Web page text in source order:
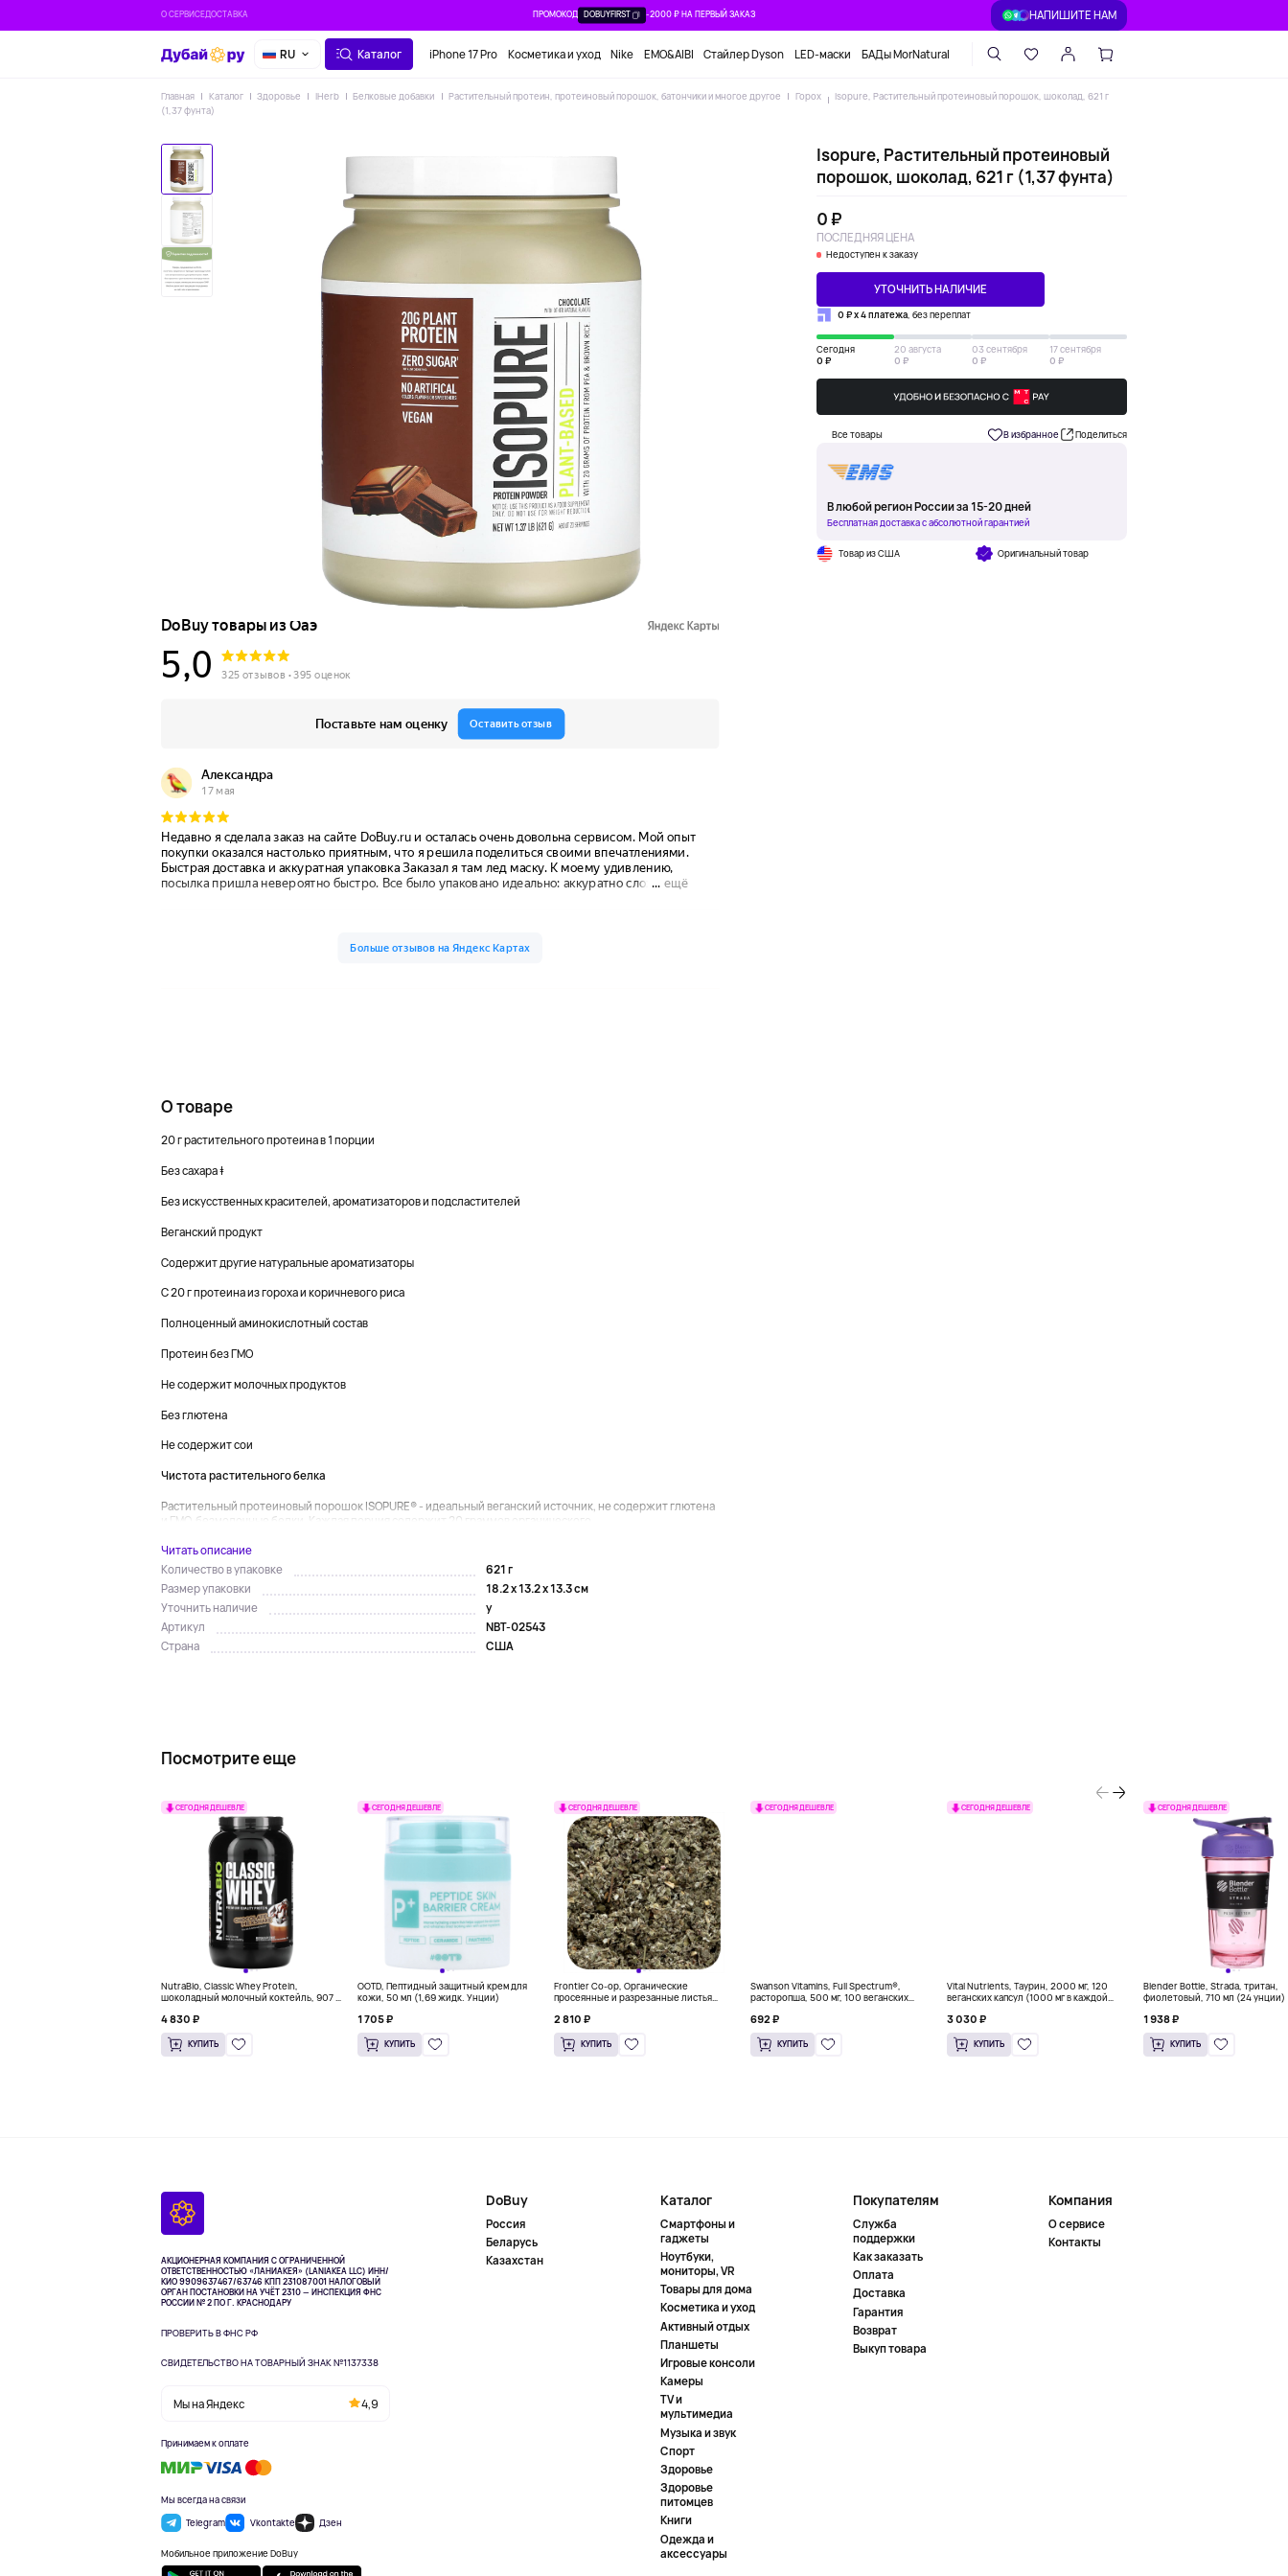
О СЕРВИСЕДОСТАВКА ПРОМОКОД DOBUYFIRST -2000 ₽ НА ПЕРВЫЙ ЗАКАЗ НАПИШИТЕ НАМ
RU Каталог iPhone 17 Pro Косметика и уход Nike EMO&AIBI Стайлер Dyson LED-маски БАДы MorNatural
Главная Каталог Здоровье IHerb Белковые добавки Растительный протеин, протеиновый порошок, батончики и многое другое Горох
Isopure, Растительный протеиновый порошок, шоколад, 621 г
(1,37 фунта)
Isopure, Растительный протеиновый
порошок, шоколад, 621 г (1,37 фунта)
0 ₽
ПОСЛЕДНЯЯ ЦЕНА
Недоступен к заказу
УТОЧНИТЬ НАЛИЧИЕ
0 ₽ х 4 платежа, без переплат
Сегодня
0 ₽
20 августа
0 ₽
03 сентября
0 ₽
17 сентября
0 ₽
Все товары В избранное Поделиться
В любой регион России за 15-20 дней
Бесплатная доставка с абсолютной гарантией
Товар из США Оригинальный товар
О товаре
20 г растительного протеина в 1 порции
Без сахара ‡
Без искусственных красителей, ароматизаторов и подсластителей
Веганский продукт
Содержит другие натуральные ароматизаторы
С 20 г протеина из гороха и коричневого риса
Полноценный аминокислотный состав
Протеин без ГМО
Не содержит молочных продуктов
Без глютена
Не содержит сои
Чистота растительного белка
Растительный протеиновый порошок ISOPURE® - идеальный веганский источник, не содержит глютена
и ГМО. безмолочные белки. Каждая порция содержит 20 граммов органического...
Читать описание
Количество в упаковке
621 г
Размер упаковки
18.2 x 13.2 x 13.3 см
Уточнить наличие
y
Артикул
NBT-02543
Страна
США
Посмотрите еще
СЕГОДНЯ ДЕШЕВЛЕ
NutraBio, Classic Whey Protein,
шоколадный молочный коктейль, 907 г
4 830 ₽
КУПИТЬ
СЕГОДНЯ ДЕШЕВЛЕ
OOTD, Пептидный защитный крем для
кожи, 50 мл (1,69 жидк. Унции)
1 705 ₽
КУПИТЬ
СЕГОДНЯ ДЕШЕВЛЕ
Frontier Co-op, Органические
просеянные и разрезанные листья
2 810 ₽
КУПИТЬ
СЕГОДНЯ ДЕШЕВЛЕ
Swanson Vitamins, Full Spectrum®,
расторопша, 500 мг, 100 веганских
692 ₽
КУПИТЬ
СЕГОДНЯ ДЕШЕВЛЕ
Vital Nutrients, Таурин, 2000 мг, 120
веганских капсул (1000 мг в каждой
3 030 ₽
КУПИТЬ
СЕГОДНЯ ДЕШЕВЛЕ
Blender Bottle, Strada, тритан,
фиолетовый, 710 мл (24 унции)
1 938 ₽
КУПИТЬ
АКЦИОНЕРНАЯ КОМПАНИЯ С ОГРАНИЧЕННОЙ
ОТВЕТСТВЕННОСТЬЮ «ЛАНИАКЕЯ» (LANIAKEA LLC) ИНН/
КИО 9909637467/63746 КПП 231087001НАЛОГОВЫЙ
ОРГАН ПОСТАНОВКИ НА УЧЁТ 2310 — ИНСПЕКЦИЯ ФНС
РОССИИ № 2 ПО Г. КРАСНОДАРУ
ПРОВЕРИТЬ В ФНС РФ
СВИДЕТЕЛЬСТВО НА ТОВАРНЫЙ ЗНАК №1137338
Мы на Яндекс 4,9
Принимаем к оплате
Мы всегда на связи
Telegram
Vkontakte Дзен
Мобильное приложение DoBuy
DoBuy
Россия
Беларусь
Казахстан
Каталог
Смартфоны и
гаджеты
Ноутбуки,
мониторы, VR
Товары для дома
Косметика и уход
Активный отдых
Планшеты
Игровые консоли
Камеры
TV и
мультимедиа
Музыка и звук
Спорт
Здоровье
Здоровье
питомцев
Книги
Одежда и
аксессуары
Покупателям
Служба
поддержки
Как заказать
Оплата
Доставка
Гарантия
Возврат
Выкуп товара
Компания
О сервисе
Контакты